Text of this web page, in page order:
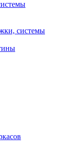
системы